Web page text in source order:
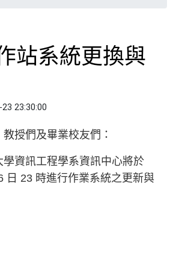
站系統更換與
23:30:00
授們及畢業校友們：
學資訊工程學系資訊中心將於
日 23 時進行作業系統之更新與